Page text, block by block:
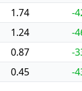
1.74
-
1.24
-
0.87
-
0.45 -